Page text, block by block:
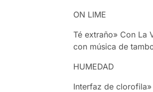
ON LIME
Té extraño» Con La
con música de
HUMEDAD
Interfaz de